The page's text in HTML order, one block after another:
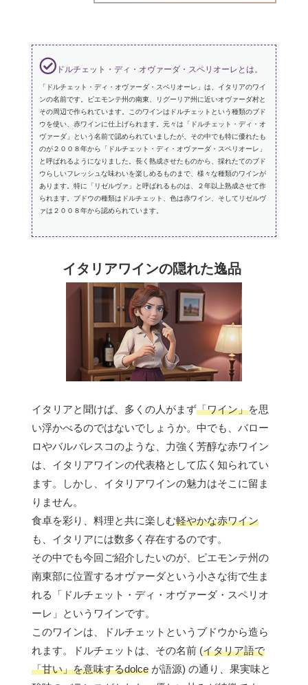
ドルチェット・ディ・オヴァーダ・スペリオーレとは。
「ドルチェット・ディ・オヴァーダ・スペリオーレ」は、イタリアのワイ
ンの名前です。ピエモンテ州の南東、リグーリア州に近いオヴァーダ村と
その周辺で作られています。このワインはドルチェットという種類のブド
ウを使い、赤ワインに仕上げられます。元々は「ドルチェット・ディ・オ
ヴァーダ」という名前で認められていましたが、その中でも特に優れたも
のが２００８年から「ドルチェット・ディ・オヴァーダ・スペリオーレ」
と呼ばれるようになりました。長く熟成させたものから、採れたてのブド
ウらしいフレッシュな味わいを楽しめるものまで、様々な種類のワインが
あります。特に「リゼルヴァ」と呼ばれるものは、２年以上熟成させて作
られます。ブドウの種類はドルチェット、色は赤ワイン、そしてリゼルヴ
ァは２００８年から認められています。
イタリアワインの隠れた逸品
イタリアと聞けば、多くの人がまず「ワイン」を思
い浮かべるのではないでしょうか。中でも、バロー
ロやバルバレスコのような、力強く芳醇な赤ワイン
は、イタリアワインの代表格として広く知られてい
ます。しかし、イタリアワインの魅力はそこに留ま
りません。
食卓を彩り、料理と共に楽しむ軽やかな赤ワイン
も、イタリアには数多く存在するのです。
その中でも今回ご紹介したいのが、ピエモンテ州の
南東部に位置するオヴァーダという小さな街で生ま
れる「ドルチェット・ディ・オヴァーダ・スペリオ
ーレ」というワインです。
このワインは、ドルチェットというブドウから造ら
れます。ドルチェットは、その名前 (イタリア語で
「甘い」を意味するdolce が語源) の通り、果実味と